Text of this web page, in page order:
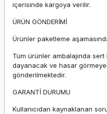
içerisinde kargoya verilir.
ÜRÜN GÖNDERİMİ
Ürünler paketleme
Tüm ürünler ambalajında
dayanacak ve hasar
gönderilmektedir.
GARANTİ DURUMU
Kullanıcıdan kaynaklanan